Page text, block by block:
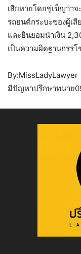
เสียหายโดยขู่เข็ญว่า
รถยนต์กระบะของผู้เ
และยินยอมนำเงิน
เป็นความผิดฐานกรร
มีปัญหาปรึกษาทนาย